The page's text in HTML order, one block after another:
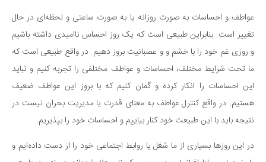
مسابقه
اخبار
عواطف و احساسات به صورت روزانه یا به صورت ساعتی و لحظه‌ای در حال
تغییر است. بنابراین طبیعی است که یک روز احساس ناامیدی داشته باشیم
و روزی غم خود را با خشم و و عصبانیت بروز دهیم. در واقع طبیعی است که
ما تحت شرایط مختلف، احساسات و عواطف مختلفی را تجربه کنیم و نباید
این احساسات را انکار کرده و گمان کنیم که با بروز این عواطف ضعیف
هستیم. در واقع کنترل عواطف به معنای قدرت یا مدیریت بحران نیست در
نتیجه باید با این طبیعت خود کنار بیاییم و احساسات خود را بپذیریم.
در این روزها بسیاری از ما شغل یا روابط اجتماعی خود را از دست داده‌ایم و